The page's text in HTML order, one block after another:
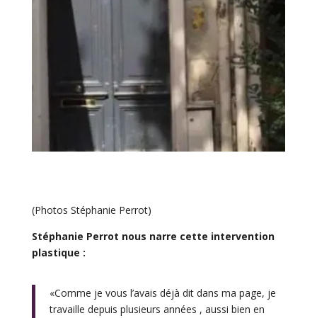
(Photos Stéphanie Perrot)
Stéphanie Perrot nous narre cette intervention
plastique :
«Comme je vous l’avais déjà dit dans ma page, je
travaille depuis plusieurs années , aussi bien en